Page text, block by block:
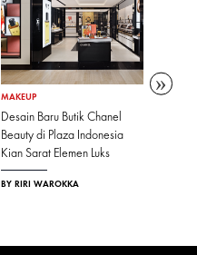
MAKEUP
Desain Baru Butik Chanel
Beauty di Plaza Indonesia
Kian Sarat Elemen Luks
BY RIRI WAROKKA
MAKEUP